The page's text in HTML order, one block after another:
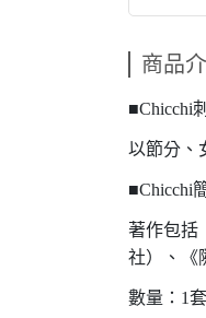
商品
■Chicchi
以節分、
■Chicchi
著作包括
社）、《
數量：1套